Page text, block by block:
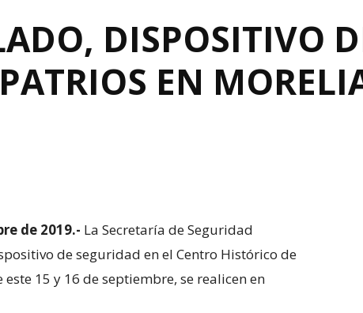
DISPOSITIVO
EN
de 2019.- La Secretaría de Seguridad
de seguridad en el Centro Histórico de
15 y 16 de septiembre, se realicen en